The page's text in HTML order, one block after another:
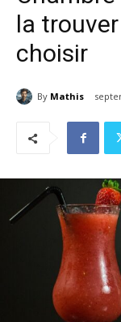
la
choisir
By Mathis